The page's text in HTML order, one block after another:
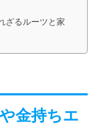
ざるルーツと家
金持ちエ